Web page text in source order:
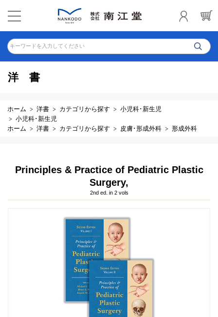
キーワードを入力してください
洋書
ホーム 洋書 カテゴリから探す
小児科･新生児
小児科･新生児
ホーム
洋書 カテゴリから探す 皮膚･形成外科 形成外科
Principles & Practice of Pediatric Plastic
Surgery,
2nd ed. in 2 vols